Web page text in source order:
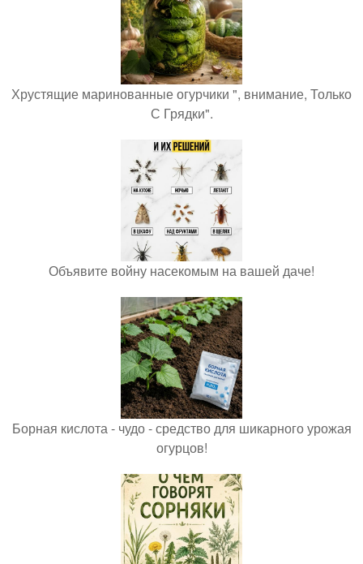
Хрустящие маринованные огурчики ", внимание, Только
С Грядки".
Объявите войну насекомым на вашей даче!
Борная кислота - чудо - средство для шикарного урожая
огурцов!